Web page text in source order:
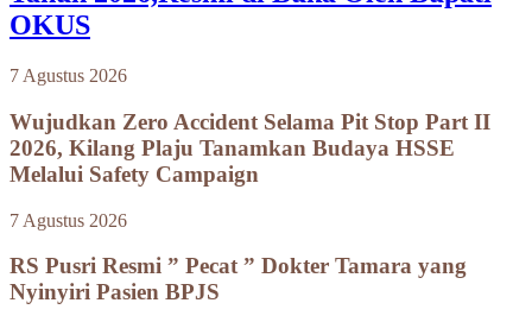
OKUS
7 Agustus 2026
Wujudkan Zero Accident Selama Pit Stop Part II
2026, Kilang Plaju Tanamkan Budaya HSSE
Melalui Safety Campaign
7 Agustus 2026
RS Pusri Resmi ” Pecat ” Dokter Tamara yang
Nyinyiri Pasien BPJS